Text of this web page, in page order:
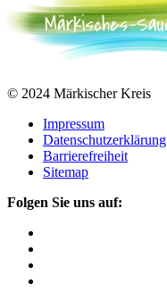
© 2024 Märkischer Kreis
Impressum
Datenschutzerklärung
Barrierefreiheit
Sitemap
Folgen Sie uns auf: